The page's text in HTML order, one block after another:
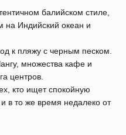
балийском стиле,
на Индийский океан и
к пляжу с черным песком.
множества кафе и
центров.
кто ищет спокойную
в то же время недалеко от